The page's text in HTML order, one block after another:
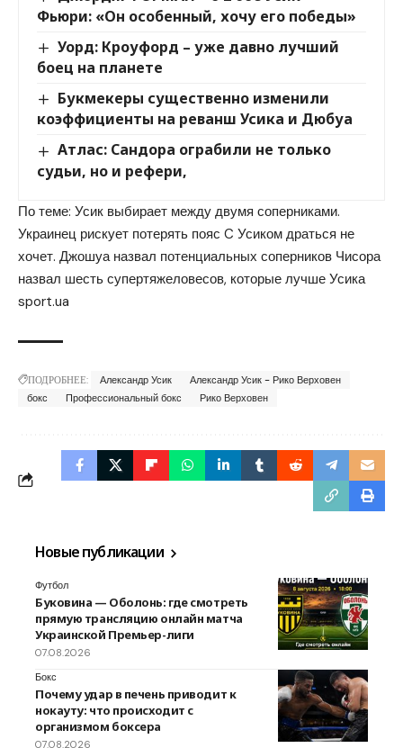
Фьюри: «Он особенный, хочу его победы»
Уорд: Кроуфорд – уже давно лучший
боец ​​на планете
Букмекеры существенно изменили
коэффициенты на реванш Усика и Дюбуа
Атлас: Сандора ограбили не только
судьи, но и рефери,
По теме: Усик выбирает между двумя соперниками.
Украинец рискует потерять пояс C Усиком драться не
хочет. Джошуа назвал потенциальных соперников Чисора
назвал шесть супертяжеловесов, которые лучше Усика
sport.ua
ПОДРОБНЕЕ: Александр Усик
Александр Усик - Рико Верховен
бокс
Профессиональный бокс Рико Верховен
Новые публикации
Футбол
Буковина — Оболонь: где смотреть
прямую трансляцию онлайн матча
Украинской Премьер-лиги
07.08.2026
Бокс
Почему удар в печень приводит к
нокауту: что происходит с
организмом боксера
07.08.2026